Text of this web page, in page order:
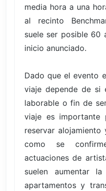
media hora a una
al recinto
suele ser posible 60
inicio anunciado.
Dado que el evento
viaje depende de si
laborable o fin de
viaje es importante
reservar
como se
actuaciones de
suelen aumentar
apartamentos y